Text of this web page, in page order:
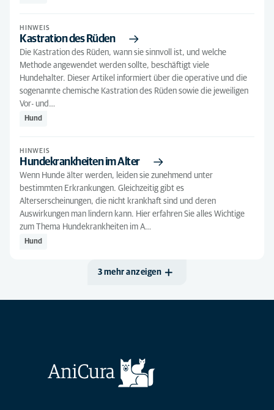
Hund
Katze
HINWEIS
Kastration des Rüden
Die Kastration des Rüden, wann sie sinnvoll ist, und welche
Methode angewendet werden sollte, beschäftigt viele
Hundehalter. Dieser Artikel informiert über die operative und die
sogenannte chemische Kastration des Rüden sowie die jeweiligen
Vor- und…
Hund
HINWEIS
Hundekrankheiten im Alter
Wenn Hunde älter werden, leiden sie zunehmend unter
bestimmten Erkrankungen. Gleichzeitig gibt es
Alterserscheinungen, die nicht krankhaft sind und deren
Auswirkungen man lindern kann. Hier erfahren Sie alles Wichtige
zum Thema Hundekrankheiten im A…
Hund
3 mehr anzeigen